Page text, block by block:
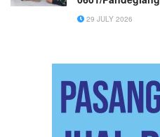
29 JULY 2026